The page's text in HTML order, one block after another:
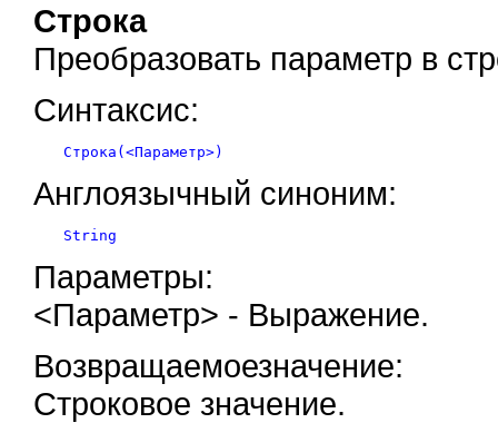
Строка
Преобразовать параметр в
Синтаксис:
Англоязычный синоним:
Параметры:
<Параметр> - Выражение.
Возвращаемоезначение:
Строковое значение.